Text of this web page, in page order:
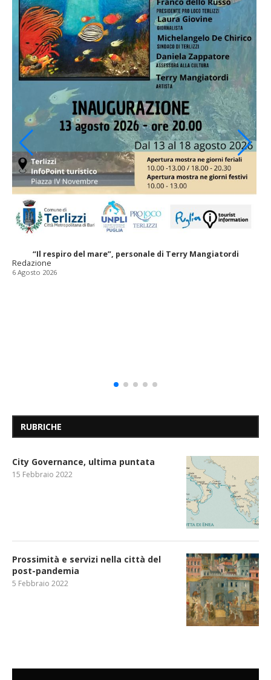
“Il respiro del mare”, personale di Terry Mangiatordi
Redazione
6 Agosto 2026
RUBRICHE
City Governance, ultima puntata
15 Febbraio 2022
Prossimità e servizi nella città del
post-pandemia
5 Febbraio 2022